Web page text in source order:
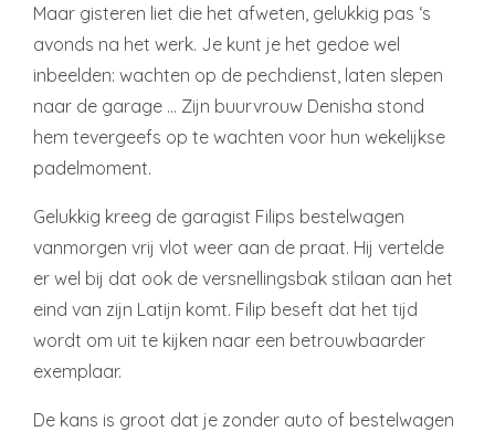
Maar gisteren liet die het afweten, gelukkig pas ‘s
avonds na het werk. Je kunt je het gedoe wel
inbeelden: wachten op de pechdienst, laten slepen
naar de garage … Zijn buurvrouw Denisha stond
hem tevergeefs op te wachten voor hun wekelijkse
padelmoment.
Gelukkig kreeg de garagist Filips bestelwagen
vanmorgen vrij vlot weer aan de praat. Hij vertelde
er wel bij dat ook de versnellingsbak stilaan aan het
eind van zijn Latijn komt. Filip beseft dat het tijd
wordt om uit te kijken naar een betrouwbaarder
exemplaar.
De kans is groot dat je zonder auto of bestelwagen